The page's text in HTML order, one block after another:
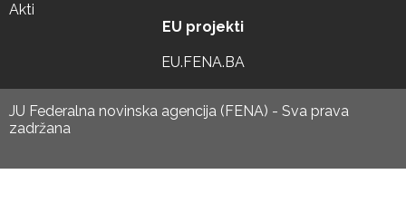
Akti
EU projekti
EU.FENA.BA
JU Federalna novinska agencija (FENA) - Sva prava
zadržana